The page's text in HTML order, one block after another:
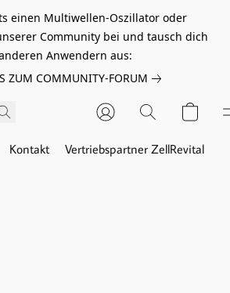
einen Multiwellen-Oszillator oder
Community bei und tausch dich
Anwendern aus:
ZUM COMMUNITY-FORUM
Kontakt Vertriebspartner ZellRevital